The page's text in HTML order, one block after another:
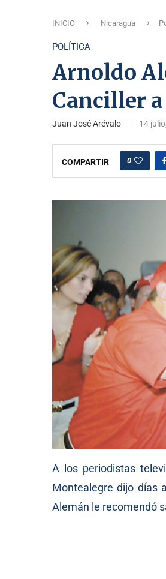
INICIO Nicaragua
POLÍTICA
Arnoldo
Canciller
Juan José Arévalo 14
COMPARTIR 0
A los periodistas
Montealegre dijo días
Alemán le recomendó